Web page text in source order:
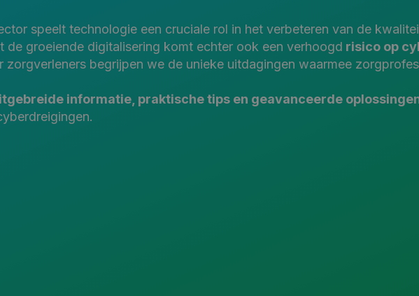
speelt technologie een cruciale rol in het verbeteren van de
de groeiende digitalisering komt echter ook een verhoogd risico op
zorgverleners begrijpen we de unieke uitdagingen waarmee
informatie, praktische tips en geavanceerde